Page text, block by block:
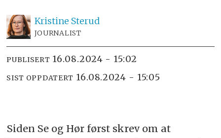
Kristine Sterud
JOURNALIST
PUBLISERT 16.08.2024 - 15:02
SIST OPPDATERT 16.08.2024 - 15:05
Siden Se og Hør først skrev om at